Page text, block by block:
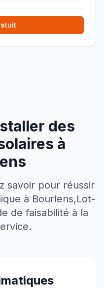
des
à
savoir pour réussir
à Bourlens,Lot-
de faisabilité à la